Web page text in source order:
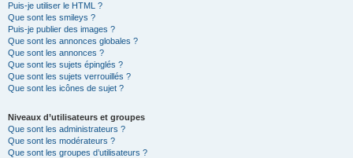
Puis-je utiliser le HTML ?
Que sont les smileys ?
Puis-je publier des images ?
Que sont les annonces globales ?
Que sont les annonces ?
Que sont les sujets épinglés ?
Que sont les sujets verrouillés ?
Que sont les icônes de sujet ?
Niveaux d’utilisateurs et groupes
Que sont les administrateurs ?
Que sont les modérateurs ?
Que sont les groupes d’utilisateurs ?